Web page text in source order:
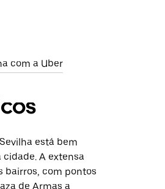
com a Uber
está bem
A extensa
bairros, com pontos
de Armas a